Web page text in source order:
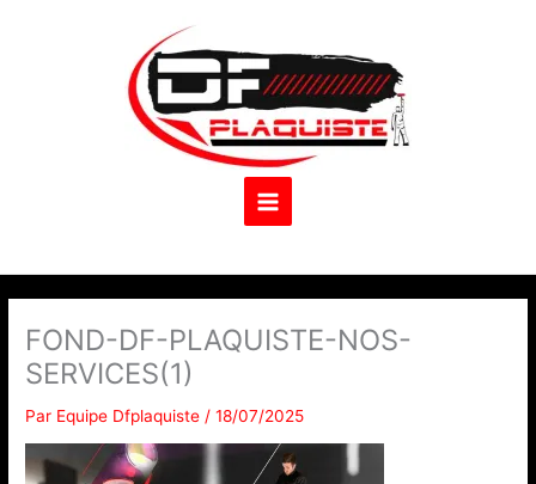
FOND-DF-PLAQUISTE-NOS-
SERVICES(1)
Par Equipe Dfplaquiste /18/07/2025